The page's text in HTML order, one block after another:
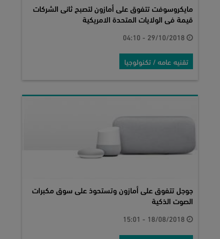
مايكروسوفت تتفوق على أمازون لتصبح ثانى الشركات
قيمة فى الولايات المتحدة الامريكية
تقنيه عامه / تكنولوجيا
جوجل تتفوق على أمازون وتستحوذ على سوق مكبرات
الصوت الذكية